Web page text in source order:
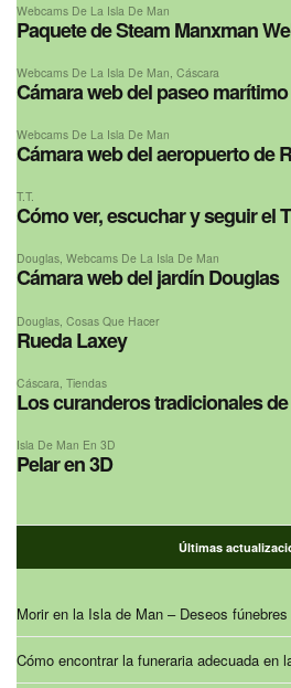
Webcams De La Isla De Man
Paquete de Steam Manxman
Webcams De La Isla De Man Cáscara
Cámara web del paseo
Webcams De La Isla De Man
Cámara web del aeropuerto de
T.T.
Cómo ver, escuchar y seguir el
Douglas, Webcams De La Isla De Man
Cámara web del jardín Douglas
Douglas Cosas Que Hacer
Rueda Laxey
Cáscara Tiendas
Los curanderos tradicionales
Isla De Man En 3D
Pelar en 3D
Últimas
Morir en la Isla de Man – Deseos fúnebres
Cómo encontrar la funeraria adecuada en